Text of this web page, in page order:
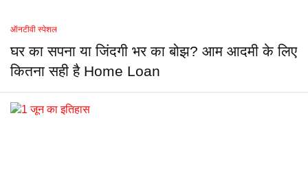
ऑनटीवी स्पेशल
घर का सपना या जिंदगी भर का बोझ? आम आदमी के लिए
कितना सही है Home Loan